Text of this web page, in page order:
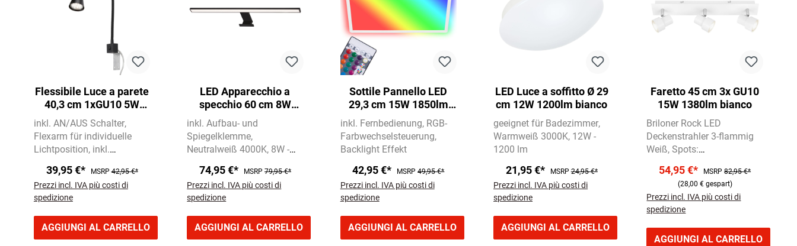
Flessibile Luce a parete
40,3 cm 1xGU10 5W
400lm nero
inkl. AN/AUS Schalter
Flexarm für individuelle
Lichtposition inkl.
transparent
39,95 €* MSRP42,95 €*
Prezzi incl. IVA più costi di
spedizione
AGGIUNGI AL CARRELLO
LED Apparecchio a
specchio 60 cm 8W
780lm nero
inkl. Aufbau- und
Spiegelklemme
Neutralweiß 4000K 8W -
74,95 €* MSRP 79,95 €*
Prezzi incl. IVA più costi di
spedizione
AGGIUNGI AL CARRELLO
Sottile Pannello LED
29,3 cm 15W 1850lm
bianco
inkl. Fernbedienung RGB-
Farbwechselsteuerung
Backlight Effekt
42,95 €* MSRP49,95 €*
Prezzi incl. IVA più costi di
spedizione
AGGIUNGI AL CARRELLO
LED Luce a soffitto Ø 29
cm 12W 1200lm bianco
geeignet für Badezimmer
Warmweiß 3000K 12W -
1200 lm
21,95 €* MSRP24,95 €*
Prezzi incl. IVA più costi di
spedizione
AGGIUNGI AL CARRELLO
Faretto 45 cm 3x GU10
15W 1380lm bianco
Briloner Rock LED
Deckenstrahler 3-flammig
Weiß Spots:
Leuchtmittel
Fassung:
GU10 | Warmweißes Licht
(3.000K)
54,95 €* MSRP82,95 €*
(28,00 € gespart)
Prezzi incl. IVA più costi di
spedizione
AGGIUNGI AL CARRELLO